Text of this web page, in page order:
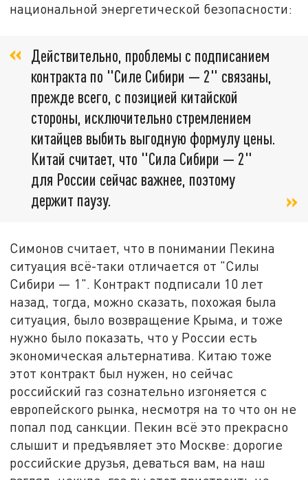
национальной энергетической безопасности:
Действительно, проблемы с подписанием
контракта по "Силе Сибири — 2" связаны,
прежде всего, с позицией китайской
стороны, исключительно стремлением
китайцев выбить выгодную формулу цены.
Китай считает, что "Сила Сибири — 2"
для России сейчас важнее, поэтому
держит паузу.
Симонов считает, что в понимании Пекина
ситуация всё-таки отличается от "Силы
Сибири — 1". Контракт подписали 10 лет
назад, тогда, можно сказать, похожая была
ситуация, было возвращение Крыма, и тоже
нужно было показать, что у России есть
экономическая альтернатива. Китаю тоже
этот контракт был нужен, но сейчас
российский газ сознательно изгоняется с
европейского рынка, несмотря на то что он не
попал под санкции. Пекин всё это прекрасно
слышит и предъявляет это Москве: дорогие
российские друзья, деваться вам, на наш